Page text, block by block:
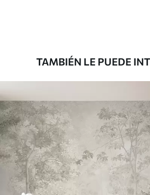
Vinilo Premium
65.0039.00€/m²
Peel and Stick
81.6548.99€/m²
TAMBIÉN LE PUEDE